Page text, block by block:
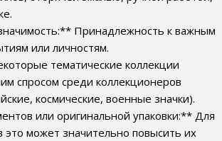
Принадлежность к важным
или личностям.
тематические коллекции
спросом среди коллекционеров
космические, военные значки).
или оригинальной упаковки:** Для
это может значительно повысить их